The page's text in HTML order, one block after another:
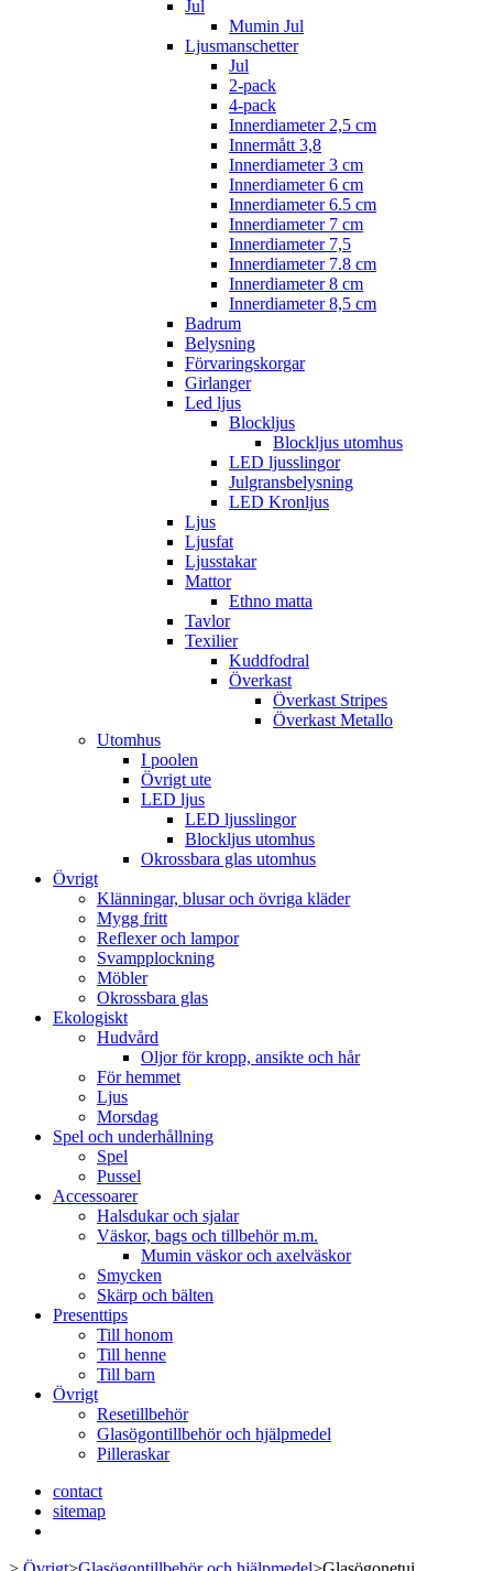
Jul
Mumin Jul
Ljusmanschetter
Jul
2-pack
4-pack
Innerdiameter 2,5 cm
Innermått 3,8
Innerdiameter 3 cm
Innerdiameter 6 cm
Innerdiameter 6.5 cm
Innerdiameter 7 cm
Innerdiameter 7,5
Innerdiameter 7.8 cm
Innerdiameter 8 cm
Innerdiameter 8,5 cm
Badrum
Belysning
Förvaringskorgar
Girlanger
Led ljus
Blockljus
Blockljus utomhus
LED ljusslingor
Julgransbelysning
LED Kronljus
Ljus
Ljusfat
Ljusstakar
Mattor
Ethno matta
Tavlor
Texilier
Kuddfodral
Överkast
Överkast Stripes
Överkast Metallo
Utomhus
I poolen
Övrigt ute
LED ljus
LED ljusslingor
Blockljus utomhus
Okrossbara glas utomhus
Övrigt
Klänningar, blusar och övriga kläder
Mygg fritt
Reflexer och lampor
Svampplockning
Möbler
Okrossbara glas
Ekologiskt
Hudvård
Oljor för kropp, ansikte och hår
För hemmet
Ljus
Morsdag
Spel och underhållning
Spel
Pussel
Accessoarer
Halsdukar och sjalar
Väskor, bags och tillbehör m.m.
Mumin väskor och axelväskor
Smycken
Skärp och bälten
Presenttips
Till honom
Till henne
Till barn
Övrigt
Resetillbehör
Glasögontillbehör och hjälpmedel
Pilleraskar
contact
sitemap